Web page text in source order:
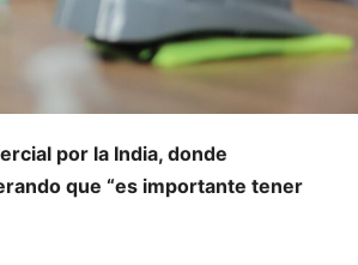
por la India, donde
que “es importante tener